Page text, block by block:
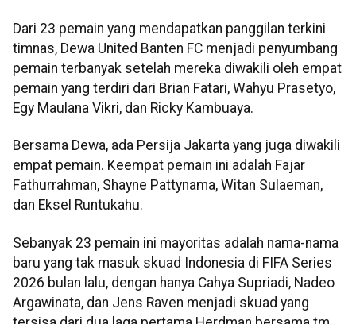
Dari 23 pemain yang mendapatkan panggilan terkini
timnas, Dewa United Banten FC menjadi penyumbang
pemain terbanyak setelah mereka diwakili oleh empat
pemain yang terdiri dari Brian Fatari, Wahyu Prasetyo,
Egy Maulana Vikri, dan Ricky Kambuaya.
Bersama Dewa, ada Persija Jakarta yang juga diwakili
empat pemain. Keempat pemain ini adalah Fajar
Fathurrahman, Shayne Pattynama, Witan Sulaeman,
dan Eksel Runtukahu.
Sebanyak 23 pemain ini mayoritas adalah nama-nama
baru yang tak masuk skuad Indonesia di FIFA Series
2026 bulan lalu, dengan hanya Cahya Supriadi, Nadeo
Argawinata, dan Jens Raven menjadi skuad yang